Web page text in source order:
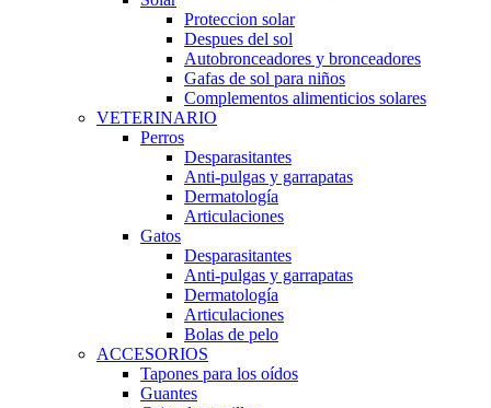
Proteccion solar
Despues del sol
Autobronceadores y bronceadores
Gafas de sol para niños
Complementos alimenticios solares
VETERINARIO
Perros
Desparasitantes
Anti-pulgas y garrapatas
Dermatología
Articulaciones
Gatos
Desparasitantes
Anti-pulgas y garrapatas
Dermatología
Articulaciones
Bolas de pelo
ACCESORIOS
Tapones para los oídos
Guantes